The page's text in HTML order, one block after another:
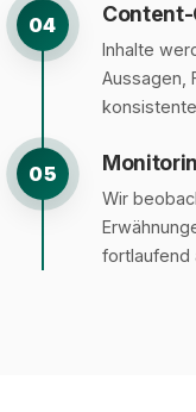
04
Inhalte
Aussagen,
05
Wir
fortlaufend